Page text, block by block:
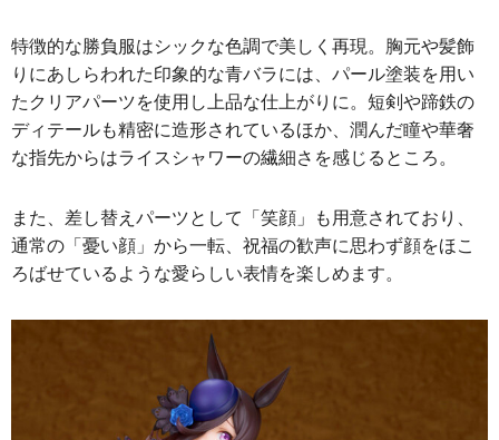
特徴的な勝負服はシックな色調で美しく再現。胸元や髪飾
りにあしらわれた印象的な青バラには、パール塗装を用い
たクリアパーツを使用し上品な仕上がりに。短剣や蹄鉄の
ディテールも精密に造形されているほか、潤んだ瞳や華奢
な指先からはライスシャワーの繊細さを感じるところ。
また、差し替えパーツとして「笑顔」も用意されており、
通常の「憂い顔」から一転、祝福の歓声に思わず顔をほこ
ろばせているような愛らしい表情を楽しめます。